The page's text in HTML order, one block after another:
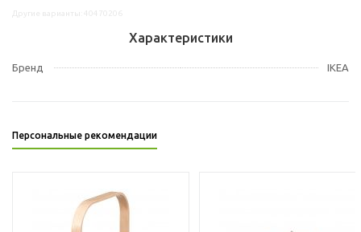
Характеристики
Бренд IKEA
Персональные рекомендации